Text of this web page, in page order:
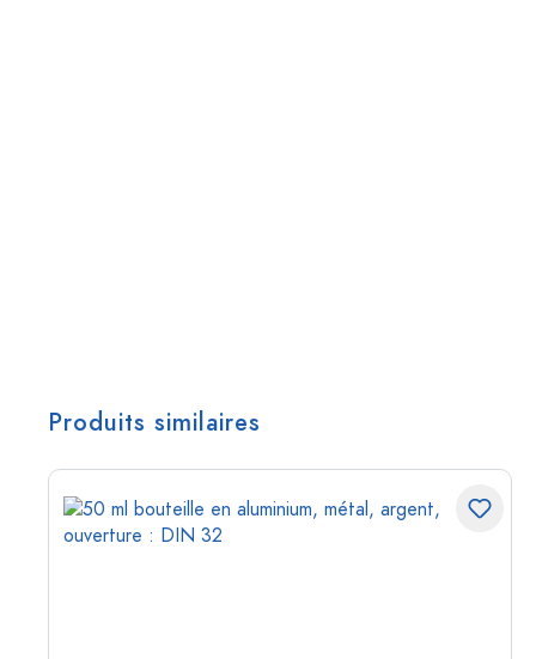
Produits similaires